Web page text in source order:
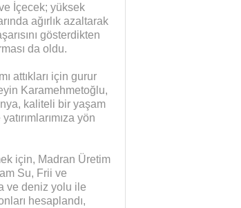
İçecek; yüksek
ağırlık azaltarak
gösterdikten
da oldu.
attıkları için gurur
Karamehmetoğlu,
kaliteli bir yaşam
yön
için, Madran Üretim
Su, Frii ve
ve deniz yolu ile
hesaplandı,